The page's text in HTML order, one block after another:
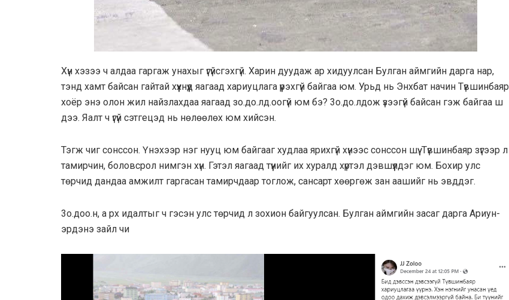
Хүн хэзээ ч алдаа гаргаж унахыг үгүйсгэхгүй. Харин дуудаж аp хидуулсан Булган аймгийн дарга нар,
тэнд хамт байсан гайтай хүүхнүүд яагаад хариуцлага үүрэхгүй байгаа юм. Урьд нь Энхбат начин Түвшинбаяр
хоёр энэ олон жил найзлахдаа яагаад зо.до.лд.оогүй юм бэ? 3о.до.лдож үзээгүй байсан гэж байгаа ш
дээ. Яалт ч үгүй сэтгeцэд нь нөлөөлөх юм хийсэн.
Тэгж чиг сонссон. Үнэхээр нэг нууц юм байгааг худлаа ярихгүй хүнээс сонссон шүү. Түвшинбаяр зүгээр л
тамирчин, боловсрол нимгэн хүн. Гэтэл яагаад түүнийг их хуралд хүртэл дэвшүүлдэг юм. Бохир улс
төрчид дандаа амжилт гаргасан тамирчдаар тоглож, сансарт хөөргөж зан аашийг нь эвддэг.
3о.доо.н, а рх идалтыг ч гэсэн улс төрчид л зохион байгуулсан. Булган аймгийн засаг дарга Ариун-
эрдэнэ зайл чи